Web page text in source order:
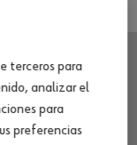
terceros para
analizar el
para
preferencias